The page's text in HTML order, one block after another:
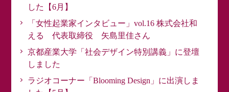
した【6月】
「女性起業家インタビュー」vol.16 株式会社和
える 代表取締役 矢島里佳さん
京都産業大学「社会デザイン特別講義」に登壇
しました
ラジオコーナー「Blooming Design」に出演しま